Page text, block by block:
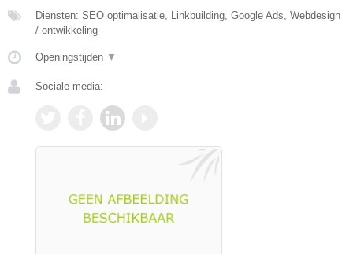
Diensten: SEO optimalisatie, Linkbuilding, Google Ads, Webdesign
/ ontwikkeling
Openingstijden ▼
Sociale media: